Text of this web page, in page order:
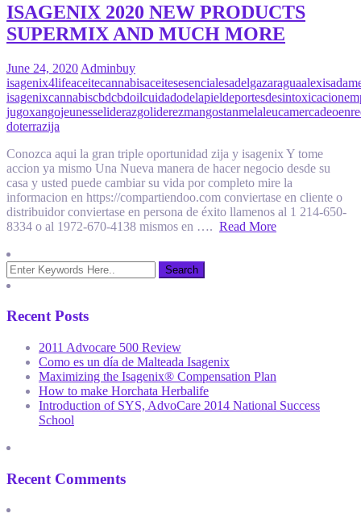
ISAGENIX 2020 NEW PRODUCTS
SUPERMIX AND MUCH MORE
June 24, 2020 Adminbuy
isagenix4lifeaceitecannabisaceitesesencialesadelgazaragua
isagenixcannabiscbdcbdoilcuidadodelapieldeportesdesintoxicacion
jugoxangojeunesseliderazgoliderezmangostanmelaleuca
doterrazija
Conozca aqui la gran triple oportunidad zija y isagenix Y tome
accion ya mismo Una Nueva manera de hacer negocio desde su
casa y usted puede cambiar su vida por completo mire la
informacion en https://compartiendoo.com conviertase en cliente o
distribuidor conviertase en persona de éxito llamenos al 1 214-650-
8334 o al 1972-670-4138 mismos en …. Read More
Recent Posts
2011 Advocare 500 Review
Como es un día de Malteada Isagenix
Maximizing the Isagenix® Compensation Plan
How to make Horchata Herbalife
Introduction of SYS, AdvoCare 2014 National Success
School
Recent Comments